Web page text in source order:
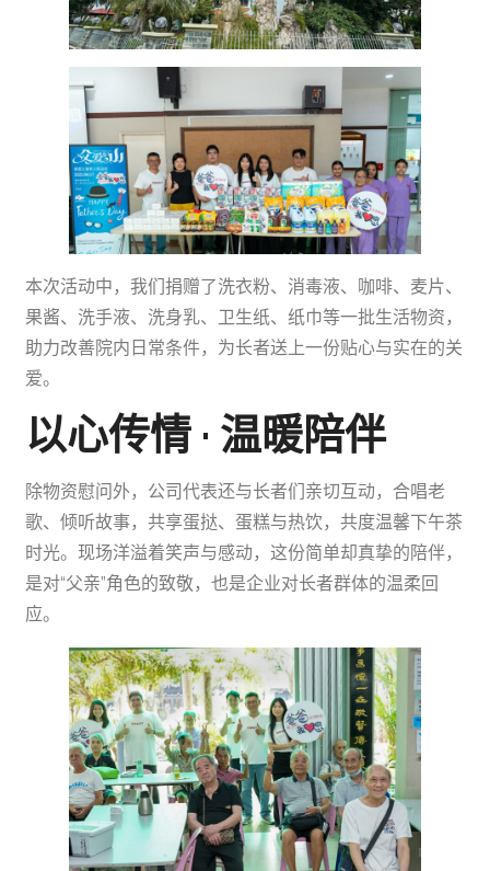
本次活动中，我们捐赠了洗衣粉、消毒液、咖啡、麦片、
果酱、洗手液、洗身乳、卫生纸、纸巾等一批生活物资，
助力改善院内日常条件，为长者送上一份贴心与实在的关
爱。
以心传情 · 温暖陪伴
除物资慰问外，公司代表还与长者们亲切互动，合唱老
歌、倾听故事，共享蛋挞、蛋糕与热饮，共度温馨下午茶
时光。现场洋溢着笑声与感动，这份简单却真挚的陪伴，
是对“父亲”角色的致敬，也是企业对长者群体的温柔回
应。